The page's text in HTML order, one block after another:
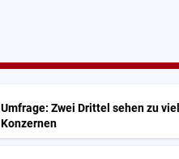
Umfrage: Zwei Drittel sehen zu
Konzernen